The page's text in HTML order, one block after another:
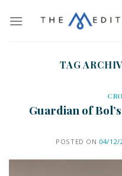
TAG
Guardian of
POSTED ON 04/12/